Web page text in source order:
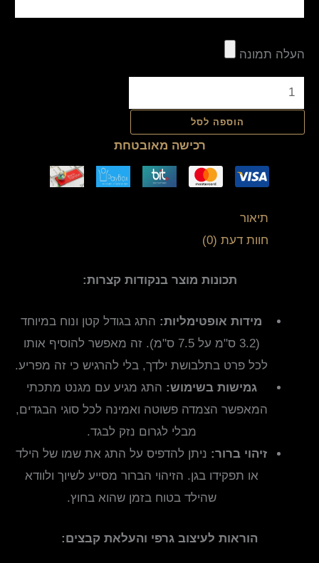
העלה תמונה
הוספה לסל
רכישה מאובטחת
תיאור
חוות דעת (0)
תכונות מוצר בנקודות קצרות:
מידות אופטימליות: התג בגודל קטן ונוח במיוחד
(3.2 ס"מ על 7.5 ס"מ). זה מאפשר להוסיף אותו
לכל פרט בתלבושת ילדך, בלי להרגיש כי זה מפריע.
גמישות בשימוש: התג מגיע עם מגנט מתכתי
המאפשר הצמדה פשוטה ואמינה לכל סוגי הבגדים,
מבלי לגרום נזק לבגד.
זיהוי ברור: ניתן להדפיס על התג את שמו של הילד
או תפקידו בגן. הזיהוי הברור מסייע לשיוך ולוודא
שהילד בטוח בזמן שהוא בחוץ.
הוראות לעיצוב גרפי והעלאת קבצים: